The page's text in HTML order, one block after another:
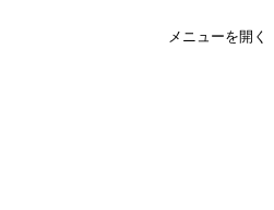
メニューを開く